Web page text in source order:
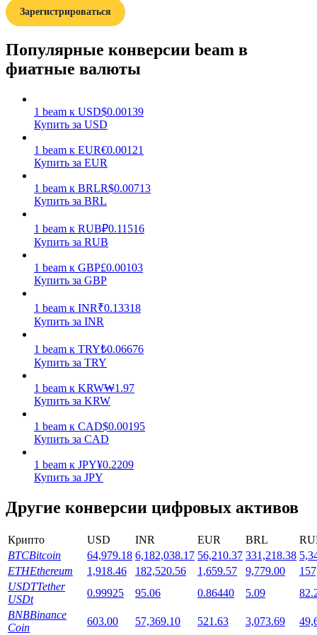
Заработок
Силовая свинья
Получайте конкурентные награды ежедневно
Высокая прибыль и мгновенный доступ
Launchpool
Гибкая ставка для заработка популярных токенов
Зарегистрироваться
Популярные конверсии beam в
фиатные валюты
1 beam к USD$0.00139
Купить за USD
1 beam к EUR€0.00121
Купить за EUR
1 beam к BRLR$0.00713
Купить за BRL
1 beam к RUB₽0.11516
Купить за RUB
1 beam к GBP£0.00103
Купить за GBP
1 beam к INR₹0.13318
Купить за INR
1 beam к TRY₺0.06676
Купить за TRY
1 beam к KRW₩1.97
Купить за KRW
1 beam к CAD$0.00195
Купить за CAD
1 beam к JPY¥0.2209
Купить за JPY
Другие конверсии цифровых активов
Крипто USD INR EUR BRL
BTCBitcoin 64,979.18 6,182,038.17 56,210.37 331,218.38
ETHEthereum 1,918.46 182,520.56 1,659.57 9,779.00
USDTTether
USDt
0.99925 95.06 0.86440 5.09
BNBBinance
Coin
603.00 57,369.10 521.63 3,073.69